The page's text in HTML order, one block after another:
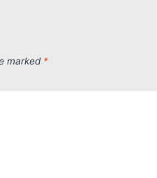
marked *